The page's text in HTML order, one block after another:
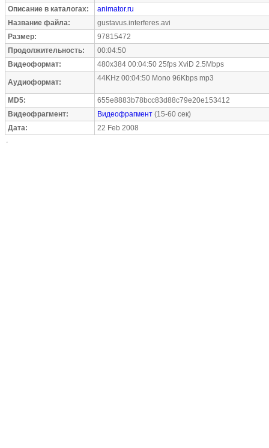
Описание в каталогах:
animator.ru
Название файла:
gustavus.interferes.avi
Размер:
97815472
Продолжительность:
00:04:50
Видеоформат:
480x384 00:04:50 25fps XviD 2.5Mbps
Аудиоформат: 44KHz 00:04:50 Mono 96Kbps mp3
MD5:
655e8883b78bcc83d88c79e20e153412
Видеофрагмент:
Видеофрагмент (15-60 сек)
Дата:
22 Feb 2008